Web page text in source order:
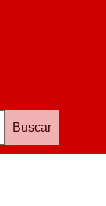
Buscar